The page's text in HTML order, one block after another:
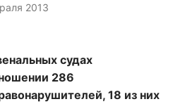
2013
судах
286
18 из них